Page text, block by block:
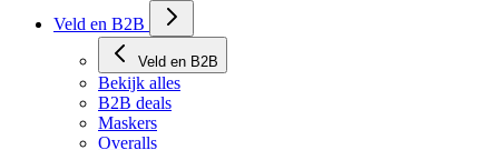
Veld en B2B
Veld en B2B
Bekijk alles
B2B deals
Maskers
Overalls